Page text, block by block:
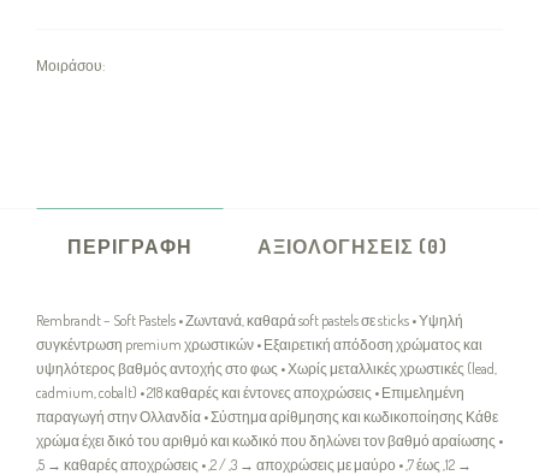
Μοιράσου:
ΠΕΡΙΓΡΑΦΉ ΑΞΙΟΛΟΓΉΣΕΙΣ (0)
Rembrandt – Soft Pastels • Ζωντανά, καθαρά soft pastels σε sticks • Υψηλή
συγκέντρωση premium χρωστικών • Εξαιρετική απόδοση χρώματος και
υψηλότερος βαθμός αντοχής στο φως • Χωρίς μεταλλικές χρωστικές (lead,
cadmium, cobalt) • 218 καθαρές και έντονες αποχρώσεις • Επιμελημένη
παραγωγή στην Ολλανδία • Σύστημα αρίθμησης και κωδικοποίησης Κάθε
χρώμα έχει δικό του αριθμό και κωδικό που δηλώνει τον βαθμό αραίωσης •
,5 → καθαρές αποχρώσεις • ,2 / ,3 → αποχρώσεις με μαύρο • ,7 έως ,12 →